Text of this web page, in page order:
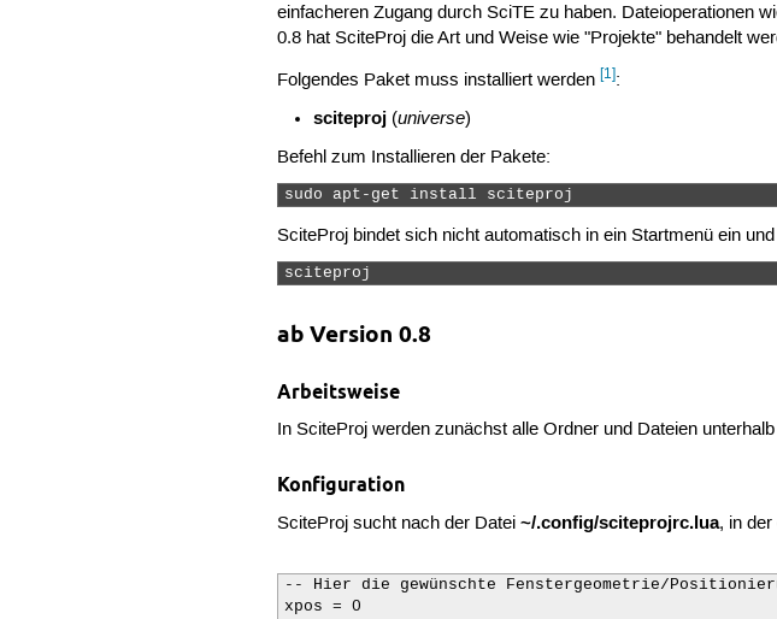
einfacheren Zugang durch SciTE zu haben. Dateioperationen
0.8 hat SciteProj die Art und Weise wie "Projekte" behandelt
Folgendes Paket muss installiert werden[1]:
sciteproj(universe)
Befehl zum Installieren der Pakete:
sudo apt-get install sciteproj
SciteProj bindet sich nicht automatisch in ein Startmenü ein
sciteproj
ab Version 0.8
Arbeitsweise
In SciteProj werden zunächst alle Ordner und Dateien
Konfiguration
SciteProj sucht nach der Datei~/.config/sciteprojrc.lua, in
-- Hier die gewünschte Fenstergeometrie/
xpos = 0